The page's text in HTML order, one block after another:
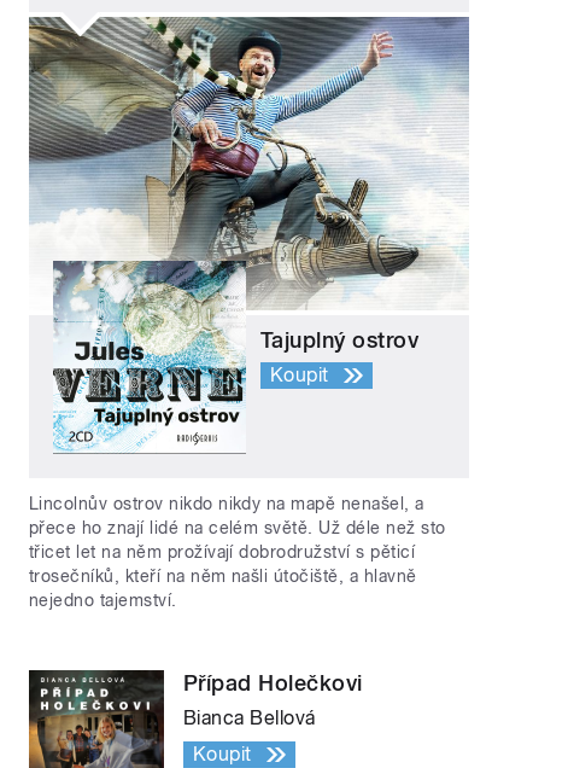
Tajuplný ostrov
Koupit
Lincolnův ostrov nikdo nikdy na mapě nenašel, a
přece ho znají lidé na celém světě. Už déle než sto
třicet let na něm prožívají dobrodružství s pěticí
trosečníků, kteří na něm našli útočiště, a hlavně
nejedno tajemství.
Případ Holečkovi
Bianca Bellová
Koupit